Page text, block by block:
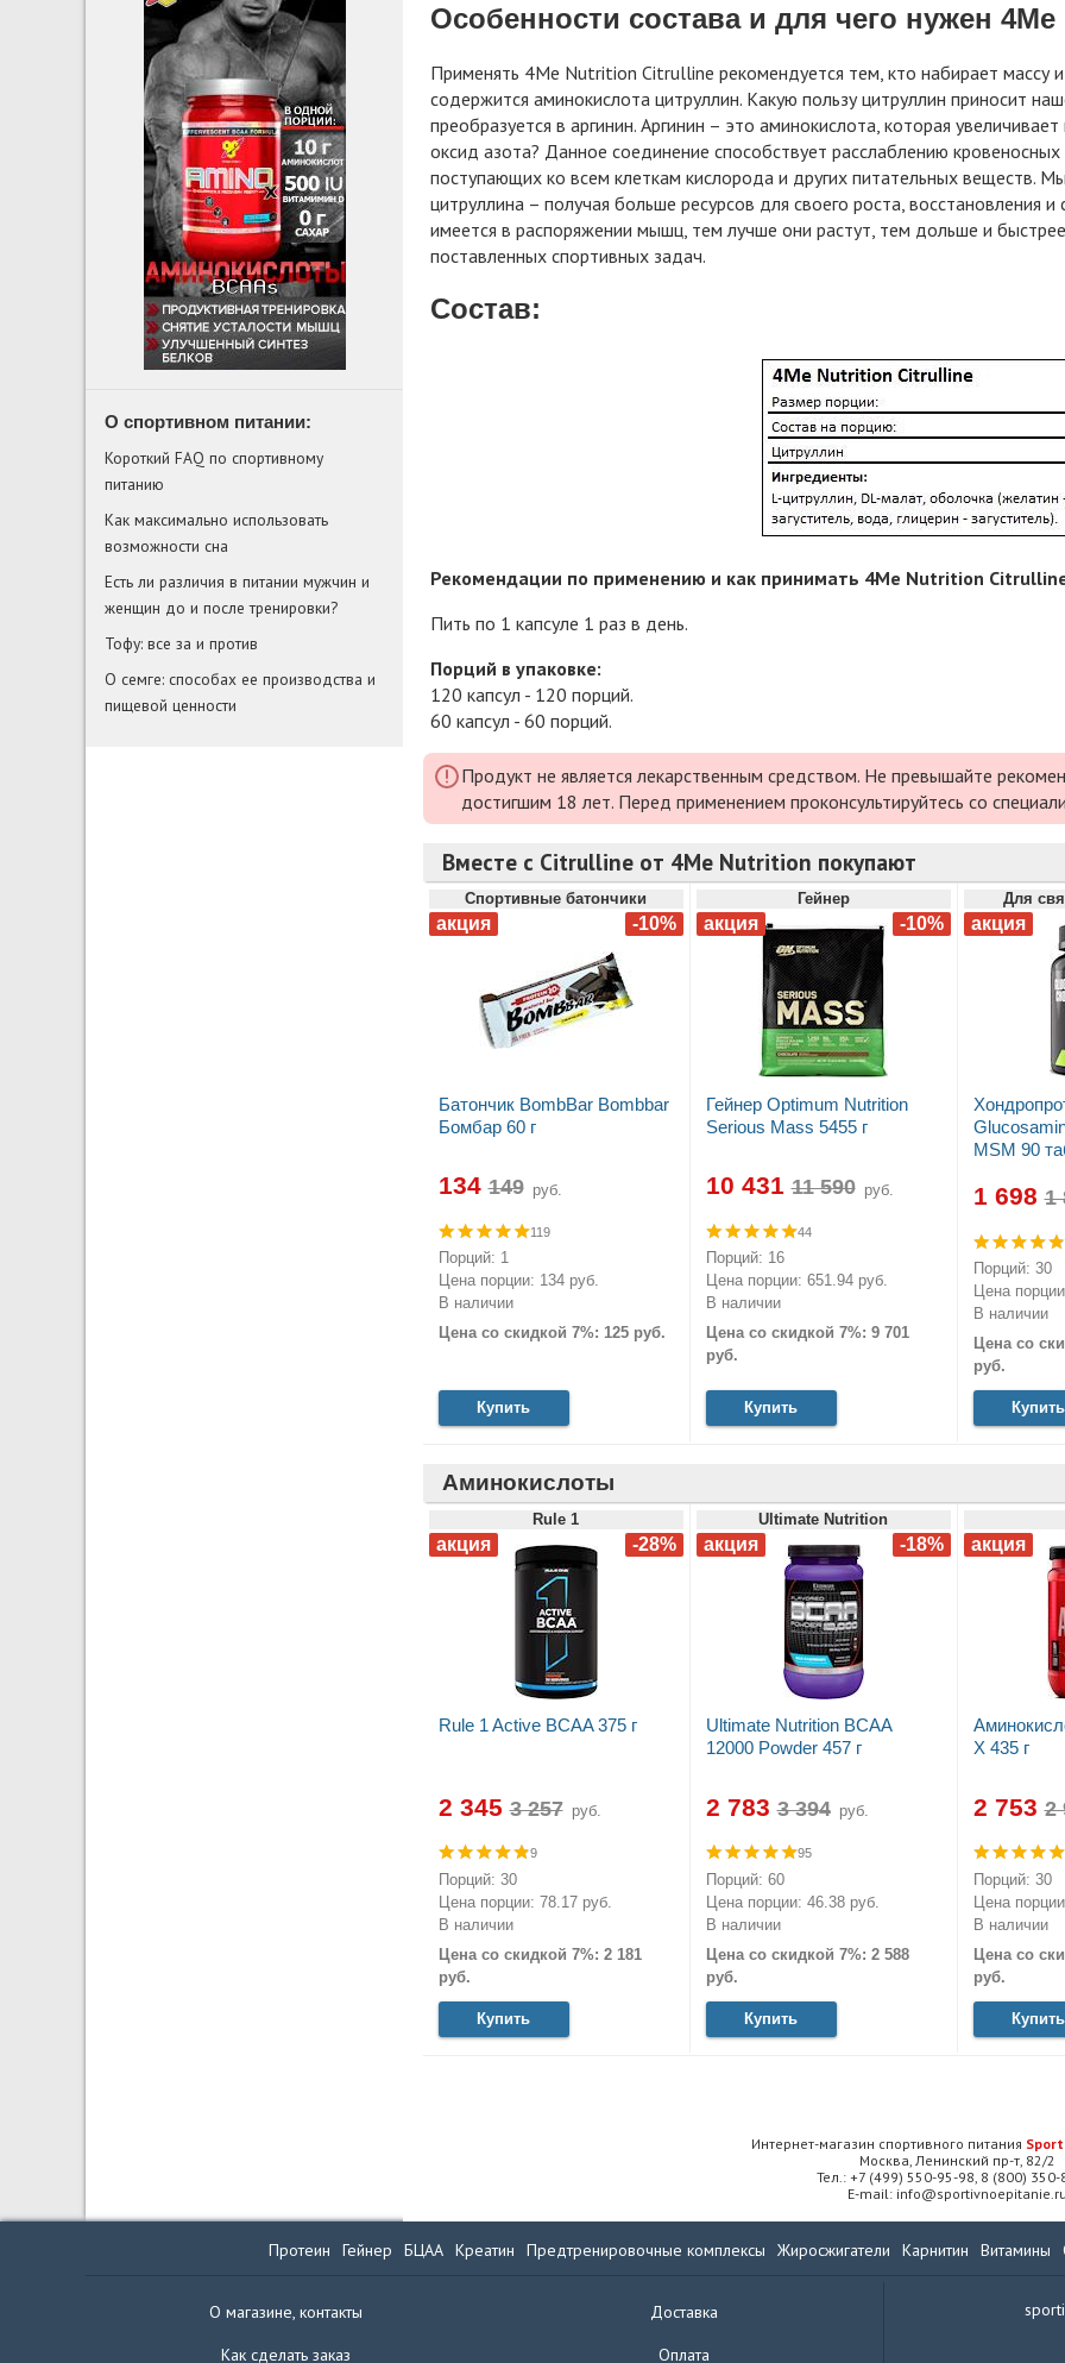
Особенности состава и для чего нужен
Применять 4Me Nutrition Citrulline рекомендуется тем, кто набирает массу
содержится аминокислота цитруллин. Какую пользу цитруллин приносит
преобразуется в аргинин. Аргинин – это аминокислота, которая
оксид азота? Данное соединение способствует расслаблению
поступающих ко всем клеткам кислорода и других питательных веществ.
цитруллина – получая больше ресурсов для своего роста, восстановления
имеется в распоряжении мышц, тем лучше они растут, тем дольше и
поставленных спортивных задач.
Состав:
Рекомендации по применению и как принимать 4Me Nutrition
Пить по 1 капсуле 1 раз в день.
Порций в упаковке:
120 капсул - 120 порций.
60 капсул - 60 порций.
Продукт не является лекарственным средством. Не превышайте
достигшим 18 лет. Перед применением проконсультируйтесь со
Вместе с Citrulline от 4Me Nutrition покупают
Спортивные батончики
Батончик BombBar Bombbar
Бомбар 60 г
134 руб.
119
Порций: 1
Цена порции: 134 руб.
В наличии
Цена со скидкой 7%: 125 руб.
Купить
Гейнер
Гейнер Optimum Nutrition
Serious Mass 5455 г
10 431 руб.
44
Порций: 16
Цена порции: 651.94 руб.
В наличии
Цена со скидкой 7%: 9 701
руб.
Купить
Для
MSM 90
1 698
Порций: 30
Цена
В наличии
Цена со
руб.
Купить
Аминокислоты
Rule 1
Rule 1 Active BCAA 375 г
2 345 руб.
9
Порций: 30
Цена порции: 78.17 руб.
В наличии
Цена со скидкой 7%: 2 181
руб.
Купить
Ultimate Nutrition
Ultimate Nutrition BCAA
12000 Powder 457 г
2 783 руб.
95
Порций: 60
Цена порции: 46.38 руб.
В наличии
Цена со скидкой 7%: 2 588
руб.
Купить
X 435 г
2 753
Порций: 30
Цена
В наличии
Цена со
руб.
Купить
Интернет-магазин спортивного питания
Москва, Ленинский пр-т, 82/2
Тел.: +7 (499) 550-95-98, 8 (800) 350-
E-mail:
О спортивном питании:
Короткий FAQ по спортивному
питанию
Как максимально использовать
возможности сна
Есть ли различия в питании мужчин и
женщин до и после тренировки?
Тофу: все за и против
О семге: способах ее производства и
пищевой ценности
Протеин Гейнер БЦАА Креатин Предтренировочные комплексы Жиросжигатели Карнитин Витамины
О магазине, контакты
Как сделать заказ
Доставка
Оплата